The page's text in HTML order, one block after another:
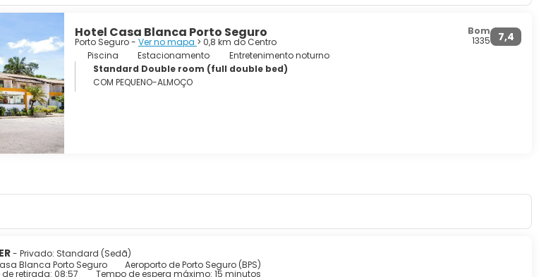
Hotel Casa Blanca Porto Seguro
Porto Seguro - Ver no mapa > 0,8 km do Centro 7,4
Bom
1335
Piscina
Estacionamento
Entretenimento noturno
Standard Double room (full double bed)
COM PEQUENO-ALMOÇO
- Privado: Standard (Sedã)
Blanca Porto Seguro
Aeroporto de Porto Seguro (BPS)
de retirada: 08:57 Tempo de espera máximo: 15 minutos